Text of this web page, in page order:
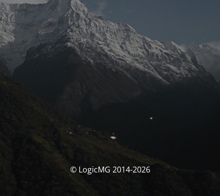
© LogicMG 2014-2026